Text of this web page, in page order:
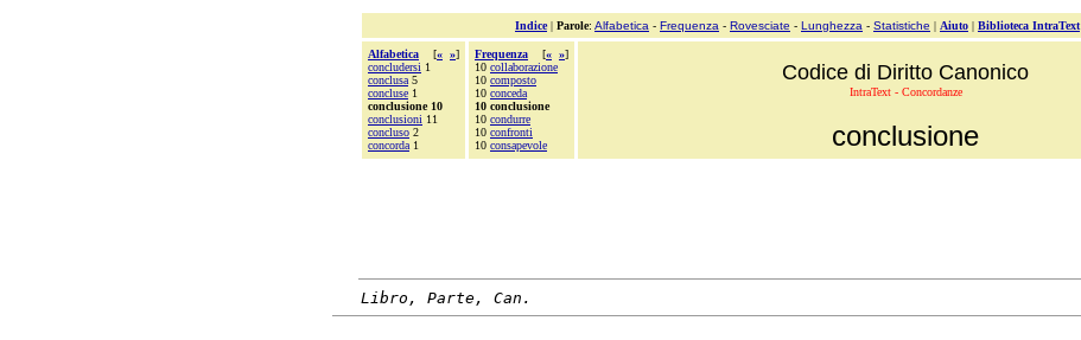
Indice| Parole: Alfabetica - Frequenza - Rovesciate - Lunghezza - Statistiche | Aiuto | Biblioteca IntraText
Alfabetica [« »]
concludersi 1
conclusa 5
concluse 1
conclusione 10
conclusioni 11
concluso 2
concorda 1
Frequenza [« »]
10 collaborazione
10 composto
10 conceda
10 conclusione
10 condurre
10 confronti
10 consapevole
Codice di Diritto Canonico
IntraText - Concordanze
conclusione
Libro, Parte, Can.